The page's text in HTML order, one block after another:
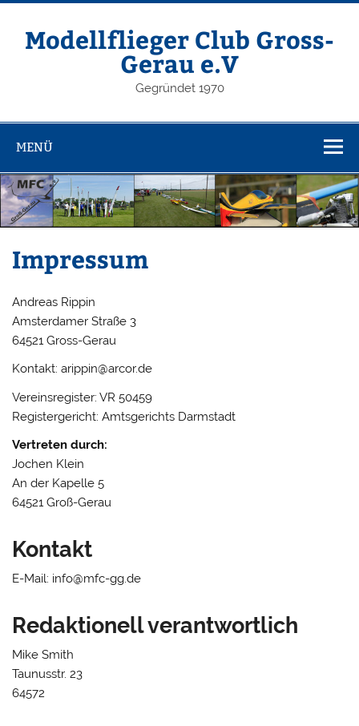
Zum
springenModellflieger Club Gross-
Gerau e.V
Gegründet 1970
MENÜ
Impressum
Andreas Rippin
Amsterdamer Straße 3
64521 Gross-Gerau
Kontakt: arippin@arcor.de
Vereinsregister: VR 50459
Registergericht: Amtsgerichts Darmstadt
Vertreten durch:
Jochen Klein
An der Kapelle 5
64521 Groß-Gerau
Kontakt
E-Mail: info@mfc-gg.de
Redaktionell verantwortlich
Mike Smith
Taunusstr. 23
64572